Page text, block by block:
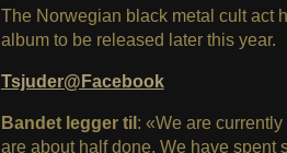
The Norwegian black metal cult act
album to be released later this year.
Tsjuder@Facebook
Bandet legger til : «We are
are about half done. We have spent